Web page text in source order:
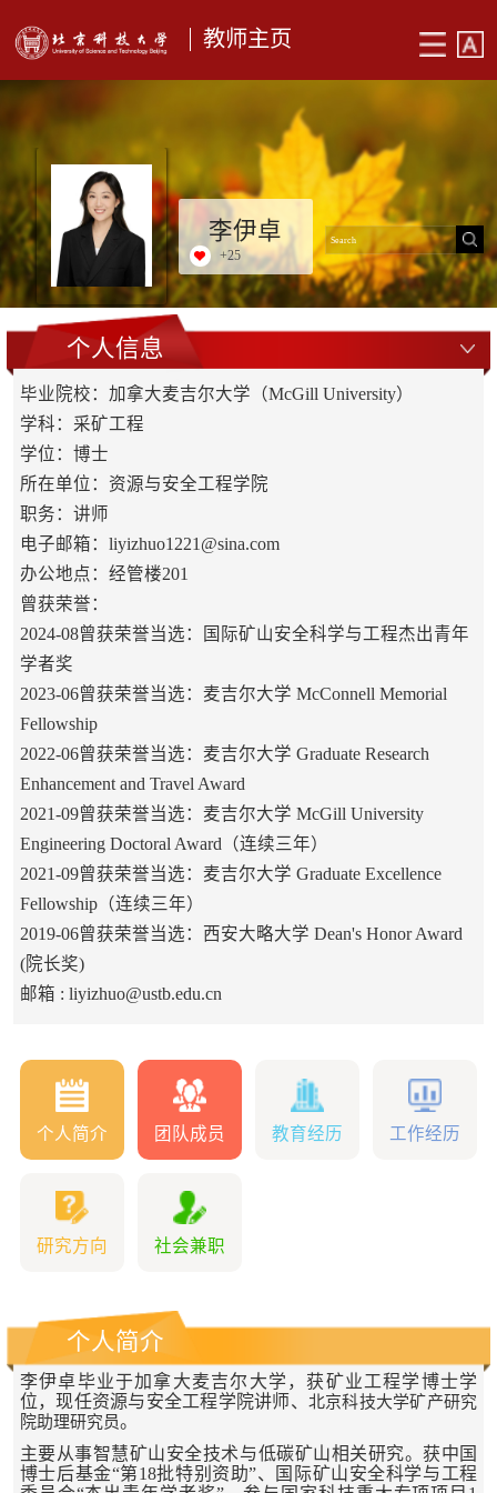
教师主页
李伊卓
+25
个人信息
毕业院校：加拿大麦吉尔大学（McGill University）
学科：采矿工程
学位：博士
所在单位：资源与安全工程学院
职务：讲师
电子邮箱： liyizhuo1221@sina.com
办公地点：经管楼201
曾获荣誉：
2024-08曾获荣誉当选：国际矿山安全科学与工程杰出青年
学者奖
2023-06曾获荣誉当选：麦吉尔大学 McConnell Memorial
Fellowship
2022-06曾获荣誉当选：麦吉尔大学 Graduate Research
Enhancement and Travel Award
2021-09曾获荣誉当选：麦吉尔大学 McGill University
Engineering Doctoral Award（连续三年）
2021-09曾获荣誉当选：麦吉尔大学 Graduate Excellence
Fellowship（连续三年）
2019-06曾获荣誉当选：西安大略大学 Dean's Honor Award
(院长奖)
邮箱 : liyizhuo@ustb.edu.cn
个人简介 团队成员 教育经历 工作经历
研究方向 社会兼职
个人简介
李伊卓毕业于加拿大麦吉尔大学，获矿业工程学博士学
位，现任资源与安全工程学院讲师、 北京科技大学矿产研究
院助理研究员。
主要从事智慧矿山安全技术与低碳矿山相关研究。获中国
博士后基金“第18批特别资助”、国际矿山安全科学与工程